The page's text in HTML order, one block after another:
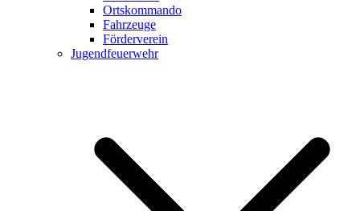
Ortskommando
Fahrzeuge
Förderverein
Jugendfeuerwehr